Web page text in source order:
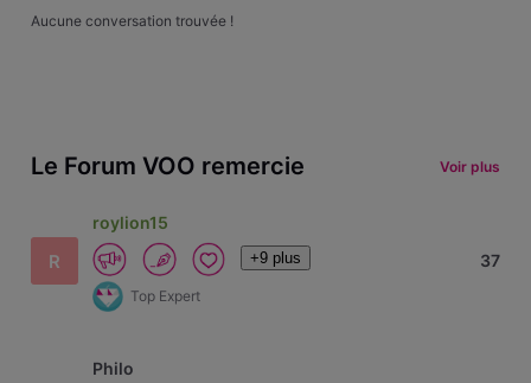
Aucune conversation trouvée !
Le Forum VOO remercie Voir plus
R
roylion15
+9 plus
Top Expert
37
Philo